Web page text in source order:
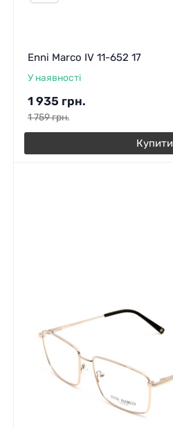
Enni Marco IV 11-652 17
У наявності
1 935 грн.
1 759грн.
Купити